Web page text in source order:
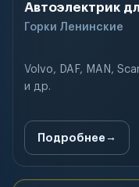
Автоэлектрик
Горки Ленинские
Volvo, DAF, MAN,
и др.
Подробнее